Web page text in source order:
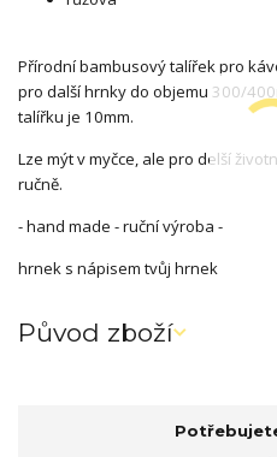
Přírodní bambusový talířek pro
pro další hrnky do objemu 300/
talířku je 10mm.
Lze mýt v myčce, ale pro delší
ručně.
- hand made - ruční výroba -
hrnek s nápisem tvůj hrnek
Původ zboží